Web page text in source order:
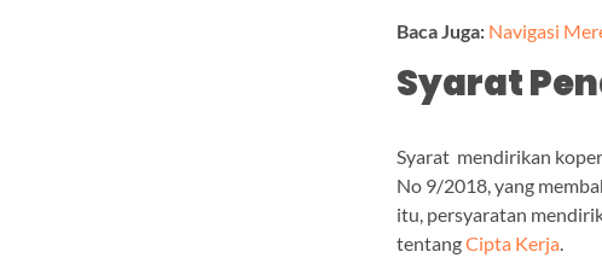
Baca Juga: Navigasi
Syarat
Syarat mendirikan
No 9/2018, yang
itu, persyaratan
tentangCipta Kerja.